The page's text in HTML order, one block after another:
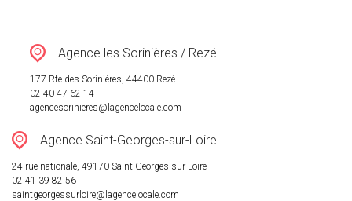
Agence les Sorinières / Rezé
177 Rte des Sorinières, 44400 Rezé
02 40 47 62 14
agencesorinieres@lagencelocale.com
Agence Saint-Georges-sur-Loire
24 rue nationale, 49170 Saint-Georges-sur-Loire
02 41 39 82 56
saintgeorgessurloire@lagencelocale.com